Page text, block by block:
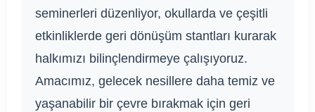
seminerleri düzenliyor, okullarda ve çeşitli
etkinliklerde geri dönüşüm stantları kurarak
halkımızı bilinçlendirmeye çalışıyoruz.
Amacımız, gelecek nesillere daha temiz ve
yaşanabilir bir çevre bırakmak için geri